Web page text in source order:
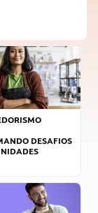
DESAFIOS